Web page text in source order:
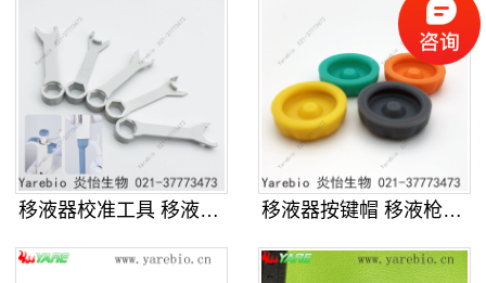
移液器校准工具 移液枪维修扳手 适 移液器按键帽 移液枪彩色识别帽彩帽